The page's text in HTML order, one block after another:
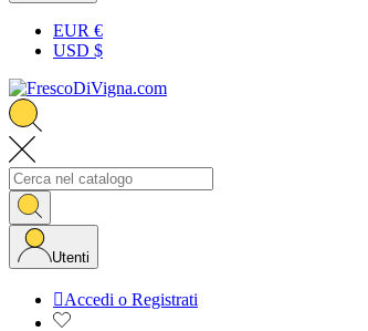
EUR €
USD $
Utenti
Accedi o Registrati